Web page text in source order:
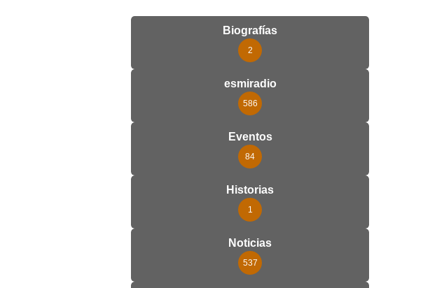
Biografías
2
esmiradio
586
Eventos
84
Historias
1
Noticias
537